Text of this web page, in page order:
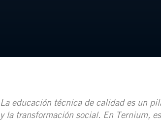
La educación técnica de calidad es un
y la transformación social. En Ternium,